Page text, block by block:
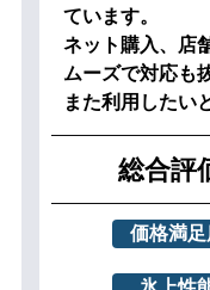
ています。
ネット購入、店
ムーズで対応も
また利用したい
総合評
価格満足